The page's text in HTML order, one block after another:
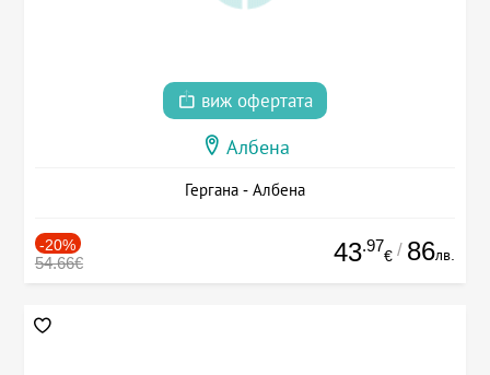
виж офертата
Албена
Гергана - Албена
-20%
54.66€ 43.97
€ / 86лв.